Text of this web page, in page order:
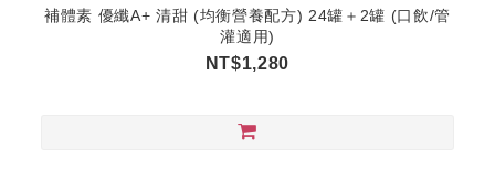
補體素 優纖A+ 清甜 (均衡營養配方) 24罐＋2罐 (口飲/管
灌適用)
NT$1,280